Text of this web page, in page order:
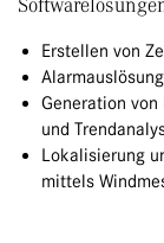
Erstellen von
Generation
und
Lokalisierung
mittels